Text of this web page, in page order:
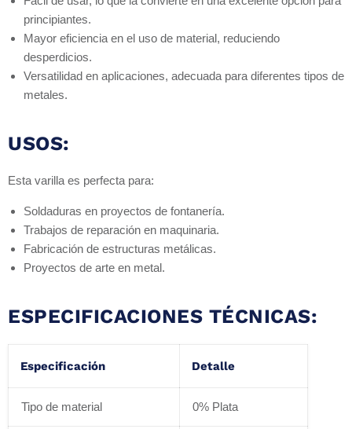
principiantes.
Mayor eficiencia en el uso de material, reduciendo
desperdicios.
Versatilidad en aplicaciones, adecuada para diferentes tipos de
metales.
USOS:
Esta varilla es perfecta para:
Soldaduras en proyectos de fontanería.
Trabajos de reparación en maquinaria.
Fabricación de estructuras metálicas.
Proyectos de arte en metal.
ESPECIFICACIONES TÉCNICAS:
Especificación Detalle
Tipo de material 0% Plata